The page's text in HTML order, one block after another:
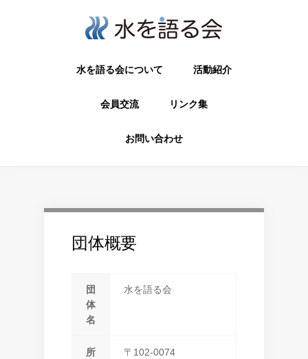
水を語る会について 活動紹介
会員交流 リンク集
お問い合わせ
団体概要
団
体
名
水を語る会
所
〒102-0074